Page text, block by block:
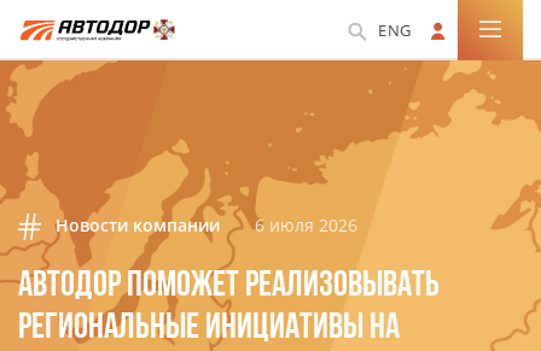
ENG
Новости компании 6 июля 2026
АВТОДОР ПОМОЖЕТ РЕАЛИЗОВЫВАТЬ
РЕГИОНАЛЬНЫЕ ИНИЦИАТИВЫ НА